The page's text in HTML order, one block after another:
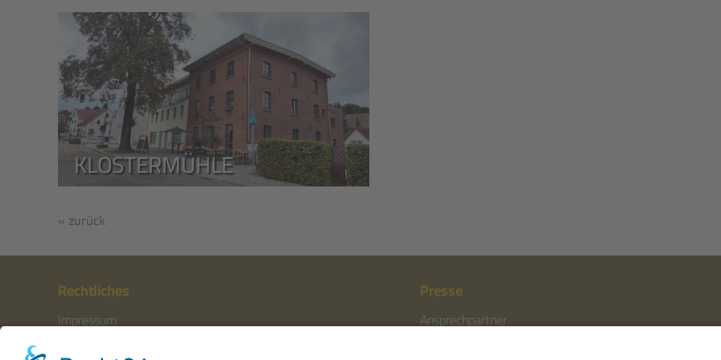
KLOSTERMÜHLE
« zurück
Rechtliches
Impressum
Presse
Ansprechpartner